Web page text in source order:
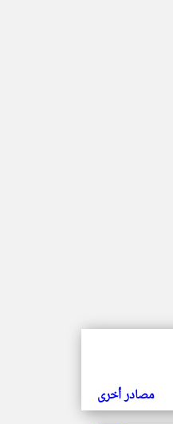
مصادر أخرى